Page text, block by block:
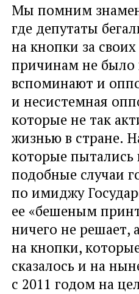
Мы помним
где депутаты
на кнопки за
причинам не было
вспоминают и
и несистемная
которые не так
жизнью в стране.
которые пытались
подобные случаи
по имиджу
ее «бешеным
ничего не решает,
на кнопки,
сказалось и на
с 2011 годом на